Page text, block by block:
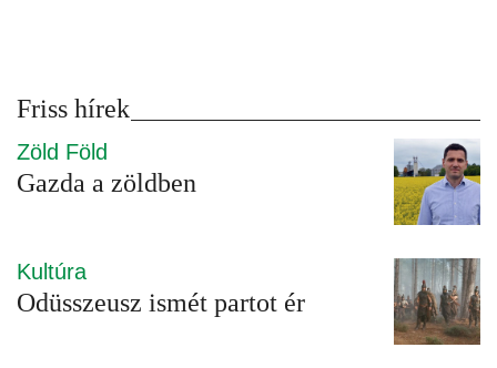
Friss hírek
Zöld Föld
Gazda a zöldben
Kultúra
Odüsszeusz ismét partot ér